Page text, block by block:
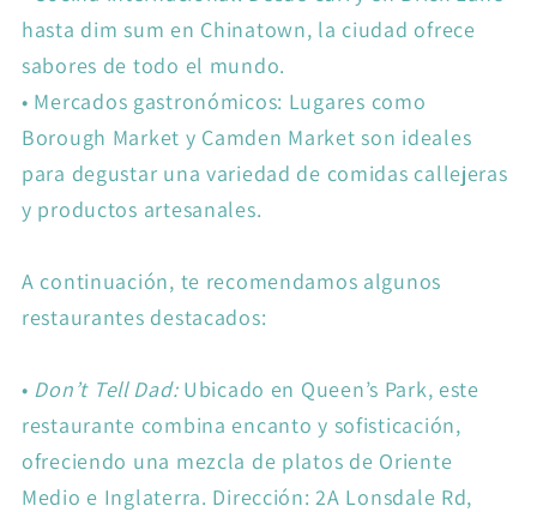
hasta dim sum en Chinatown, la ciudad ofrece
sabores de todo el mundo.
• Mercados gastronómicos: Lugares como
Borough Market y Camden Market son ideales
para degustar una variedad de comidas callejeras
y productos artesanales.
A continuación, te recomendamos algunos
restaurantes destacados:
• Don’t Tell Dad:Ubicado en Queen’s Park, este
restaurante combina encanto y sofisticación,
ofreciendo una mezcla de platos de Oriente
Medio e Inglaterra. Dirección: 2A Lonsdale Rd,